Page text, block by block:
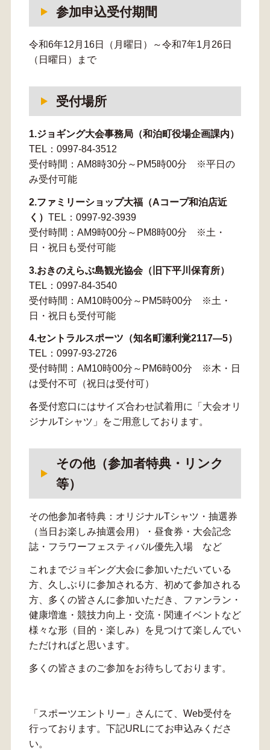
参加申込受付期間
令和6年12月16日（月曜日）～令和7年1月26日
（日曜日）まで
受付場所
1.ジョギング大会事務局（和泊町役場企画課内）
TEL：0997-84-3512
受付時間：AM8時30分～PM5時00分 ※平日の
み受付可能
2.ファミリーショップ大福（Aコープ和泊店近
く） TEL：0997-92-3939
受付時間：AM9時00分～PM8時00分 ※土・
日・祝日も受付可能
3.おきのえらぶ島観光協会（旧下平川保育所）
TEL：0997-84-3540
受付時間：AM10時00分～PM5時00分 ※土・
日・祝日も受付可能
4.セントラルスポーツ（知名町瀬利覚2117―5）
TEL：0997-93-2726
受付時間：AM10時00分～PM6時00分 ※木・日
は受付不可（祝日は受付可）
各受付窓口にはサイズ合わせ試着用に「大会オリ
ジナルTシャツ」をご用意しております。
その他（参加者特典・リンク
等）
その他参加者特典：オリジナルTシャツ・抽選券
（当日お楽しみ抽選会用）・昼食券・大会記念
誌・フラワーフェスティバル優先入場 など
これまでジョギング大会に参加いただいている
方、久しぶりに参加される方、初めて参加される
方、多くの皆さんに参加いただき、ファンラン・
健康増進・競技力向上・交流・関連イベントなど
様々な形（目的・楽しみ）を見つけて楽しんでい
ただければと思います。
多くの皆さまのご参加をお待ちしております。
「スポーツエントリー」さんにて、Web受付を
行っております。下記URLにてお申込みくださ
い。